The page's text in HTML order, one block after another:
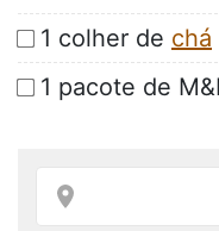
1 colher de chá
1 pacote de